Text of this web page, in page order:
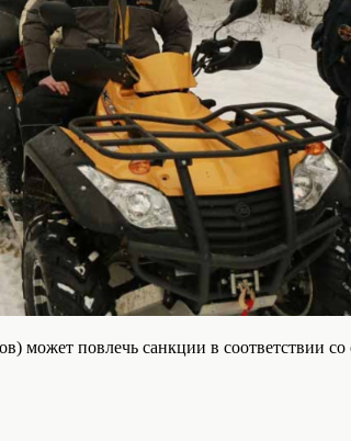
может повлечь санкции в соответствии